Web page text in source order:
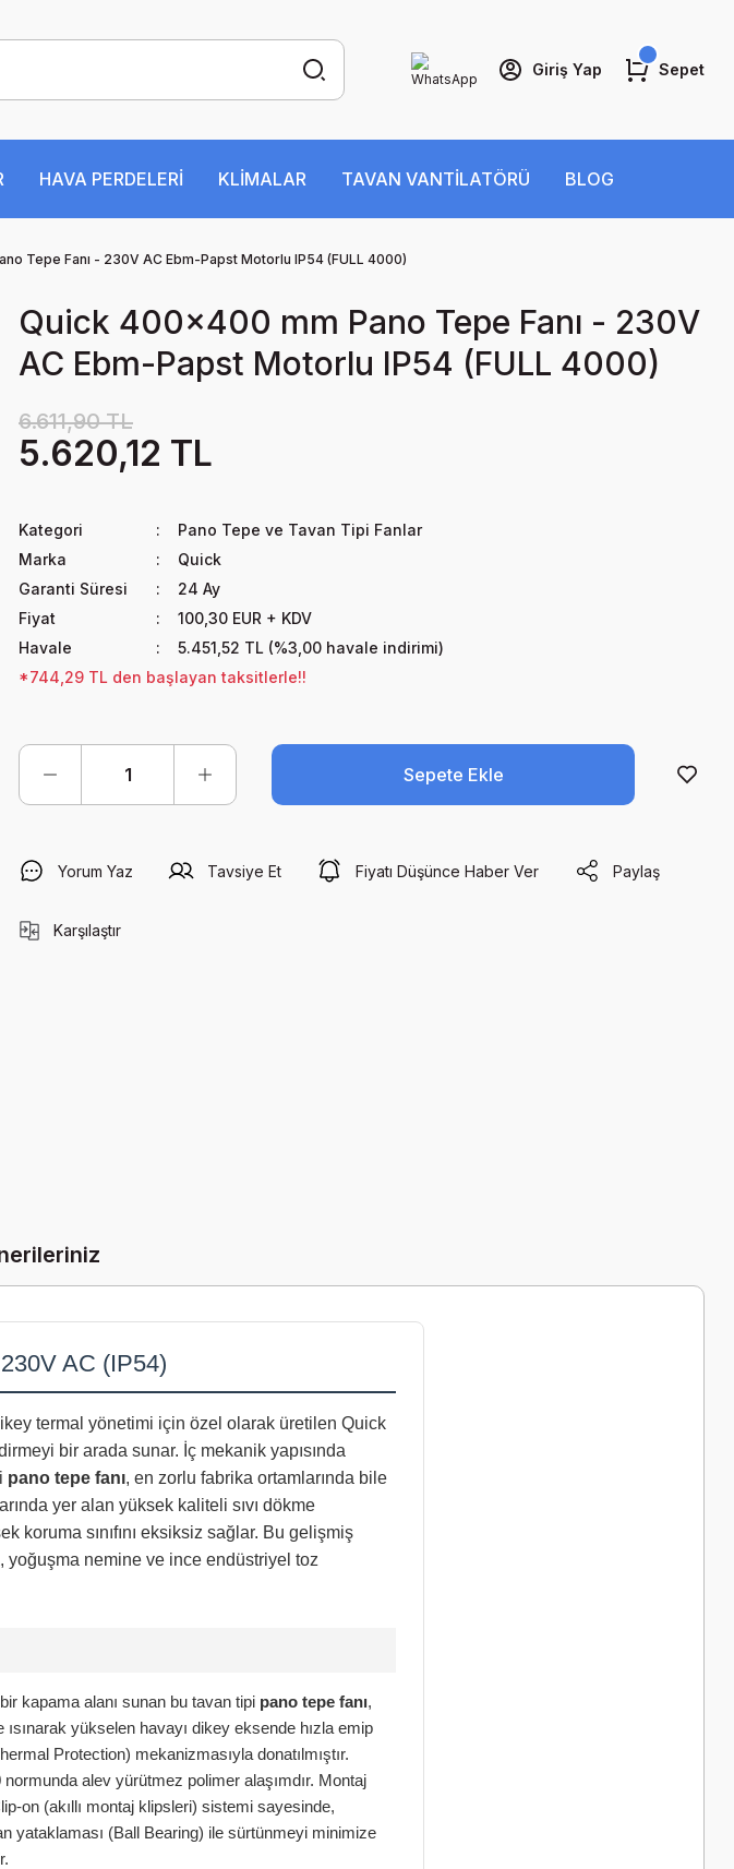
Giriş Yap Sepet
HAVA PERDELERİ KLİMALAR TAVAN VANTİLATÖRÜ BLOG
Tepe Fanı - 230V AC Ebm-Papst Motorlu IP54 (FULL 4000)
Quick 400x400 mm Pano Tepe Fanı - 230V
AC Ebm-Papst Motorlu IP54 (FULL 4000)
6.611,90 TL
5.620,12 TL
Kategori
Pano Tepe ve Tavan Tipi Fanlar
Marka
Quick
Garanti Süresi
24 Ay
Fiyat
100,30 EUR + KDV
Havale
5.451,52 TL (%3,00 havale indirimi)
*744,29 TL den başlayan taksitlerle!!
Sepete Ekle
Yorum Yaz Tavsiye Et Fiyatı Düşünce Haber Ver Paylaş
Karşılaştır
AC (IP54)
termal yönetimi için özel olarak üretilen Quick
bir arada sunar. İç mekanik yapısında
pano tepe fanı, en zorlu fabrika ortamlarında bile
yer alan yüksek kaliteli sıvı dökme
koruma sınıfını eksiksiz sağlar. Bu gelişmiş
yoğuşma nemine ve ince endüstriyel toz
kapama alanı sunan bu tavan tipi pano tepe fanı,
yükselen havayı dikey eksende hızla emip
Protection) mekanizmasıyla donatılmıştır.
alev yürütmez polimer alaşımdır. Montaj
on (akıllı montaj klipsleri) sistemi sayesinde,
yataklaması (Ball Bearing) ile sürtünmeyi minimize